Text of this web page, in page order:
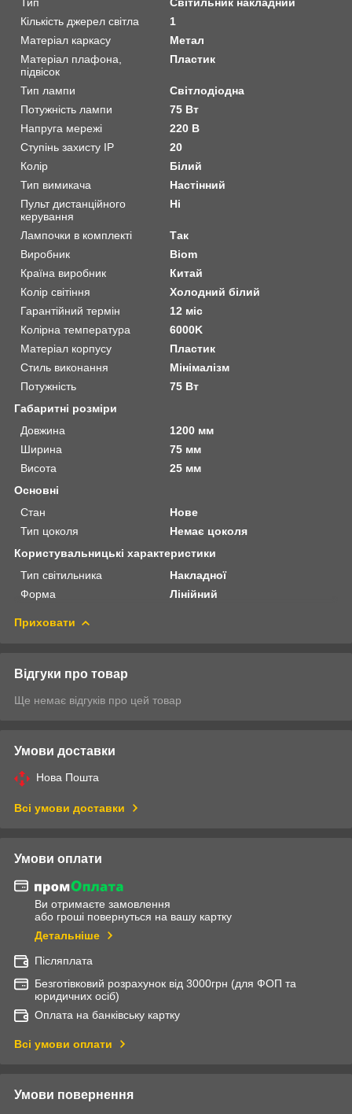
Кількість джерел світла
1
Матеріал каркасу
Метал
Матеріал плафона,
підвісок
Пластик
Тип лампи
Світлодіодна
Потужність лампи
75 Вт
Напруга мережі
220 В
Ступінь захисту IP
20
Колір
Білий
Тип вимикача
Настінний
Пульт дистанційного
керування
Ні
Лампочки в комплекті
Так
Виробник
Biom
Країна виробник
Китай
Колір світіння
Холодний білий
Гарантійний термін
12 міс
Колірна температура
6000K
Матеріал корпусу
Пластик
Стиль виконання
Мінімалізм
Потужність
75 Вт
Габаритні розміри
Довжина
1200 мм
Ширина
75 мм
Висота
25 мм
Основні
Стан
Нове
Тип цоколя
Немає цоколя
Користувальницькі характеристики
Тип світильника
Накладної
Форма
Лінійний
Приховати
Відгуки про товар
Ще немає відгуків про цей товар
Умови доставки
Нова Пошта
Всі умови доставки
Умови оплати
Ви отримаєте замовлення
або гроші повернуться на вашу картку
Детальніше
Післяплата
Безготівковий розрахунок від 3000грн (для ФОП та
юридичних осіб)
Оплата на банківську картку
Всі умови оплати
Умови повернення